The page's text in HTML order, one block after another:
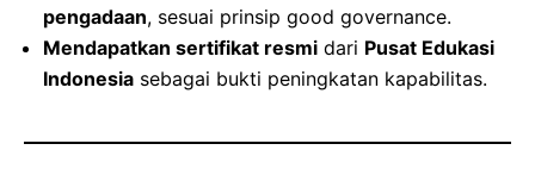
pengadaan, sesuai prinsip good governance.
Mendapatkan sertifikat resmi dari Pusat Edukasi
Indonesia sebagai bukti peningkatan kapabilitas.